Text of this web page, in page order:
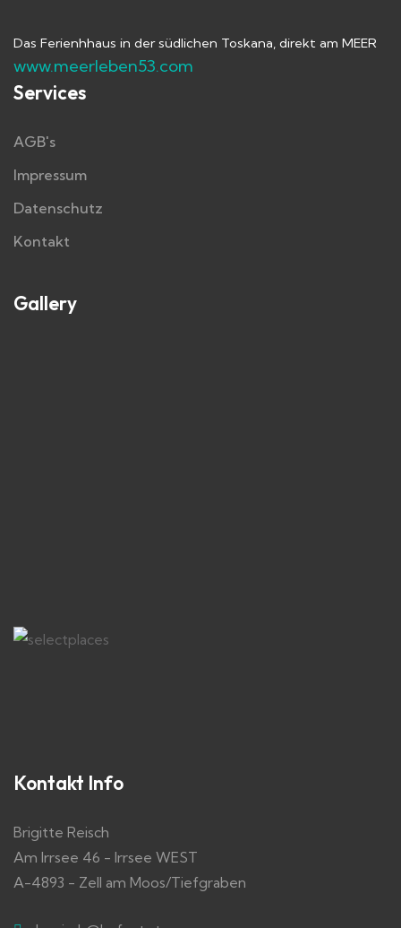
Das Ferienhhaus in der südlichen Toskana, direkt am MEER
www.meerleben53.com
Services
AGB's
Impressum
Datenschutz
Kontakt
Gallery
Kontakt Info
Brigitte Reisch
Am Irrsee 46 - Irrsee WEST
A-4893 - Zell am Moos/Tiefgraben